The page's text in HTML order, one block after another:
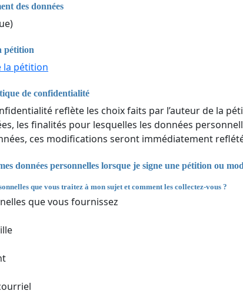
des données
pétition
la pétition
de confidentialité
reflète les choix faits par l’auteur de la
les finalités pour lesquelles les données
ces modifications seront immédiatement
données personnelles lorsque je signe une pétition ou
que vous traitez à mon sujet et comment les collectez-vous ?
que vous fournissez